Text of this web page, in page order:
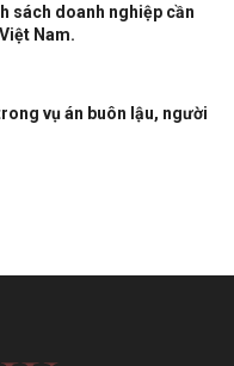
sách doanh nghiệp cần
Nam.
vụ án buôn lậu, người